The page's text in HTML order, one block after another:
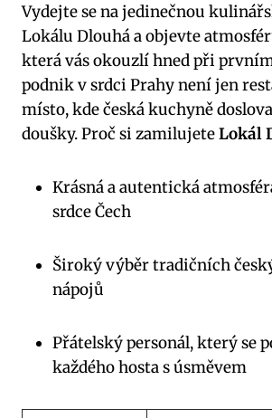
Vydejte se na jedinečnou
Lokálu Dlouhá a objevte
která vás okouzlí hned při
podnik v srdci Prahy není jen
místo, kde česká kuchyně
doušky. Proč si zamilujeteLokál
Krásná a autentická
srdce Čech
Široký výběr tradičních
nápojů
Přátelský personál, který se
každého hosta s úsměvem